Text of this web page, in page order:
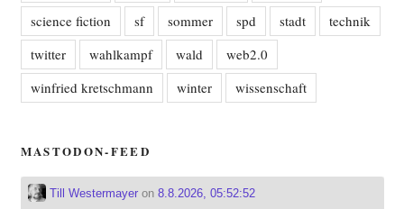
science fiction sf sommer spd stadt
technik
twitter
wahlkampf wald
web2.0
winfried kretschmann
winter wissenschaft
MASTODON-FEED
Till Westermayeron 8.8.2026, 05:52:52